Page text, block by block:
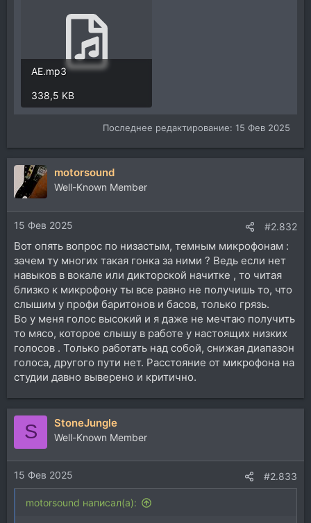
AE.mp3
338,5 KB
Последнее редактирование: 15 Фев 2025
motorsound
Well-Known Member
15 Фев 2025 #2.832
Вот опять вопрос по низастым, темным микрофонам :
зачем ту многих такая гонка за ними ? Ведь если нет
навыков в вокале или дикторской начитке , то читая
близко к микрофону ты все равно не получишь то, что
слышим у профи баритонов и басов, только грязь.
Во у меня голос высокий и я даже не мечтаю получить
то мясо, которое слышу в работе у настоящих низких
голосов . Только работать над собой, снижая диапазон
голоса, другого пути нет. Расстояние от микрофона на
студии давно выверено и критично.
S StoneJungle
Well-Known Member
15 Фев 2025 #2.833
motorsound написал(а):